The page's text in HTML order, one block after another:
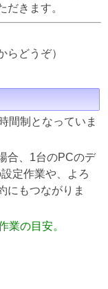
だきます。
らどうぞ）
間制となっていま
合、1台のPCのデ
定作業や、よろ
にもつながりま
業の目安。